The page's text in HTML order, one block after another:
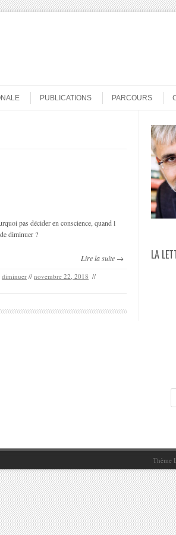
PUBLICATIONS PARCOURS
pas décider en conscience, quand l
diminuer ?
Lire la suite →
diminuer // novembre 22, 2018 //
LA
Thème